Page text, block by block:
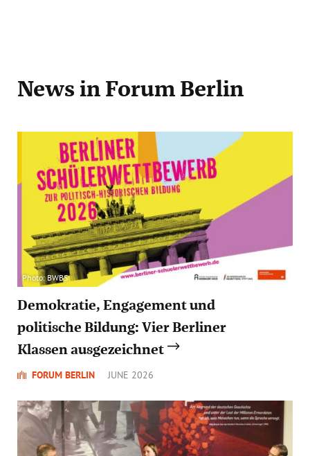
News in Forum Berlin
Photo: BWBS
Demokratie, Engagement und
politische Bildung: Vier Berliner
Klassen ausgezeichnet
FORUM BERLIN JUNE 2026